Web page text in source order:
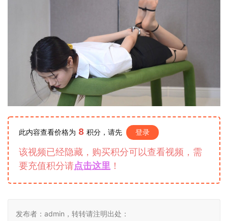
此内容查看价格为 8 积分，请先 登录
该视频已经隐藏，购买积分可以查看视频，需
要充值积分请点击这里 ！
发布者：admin，转转请注明出处：